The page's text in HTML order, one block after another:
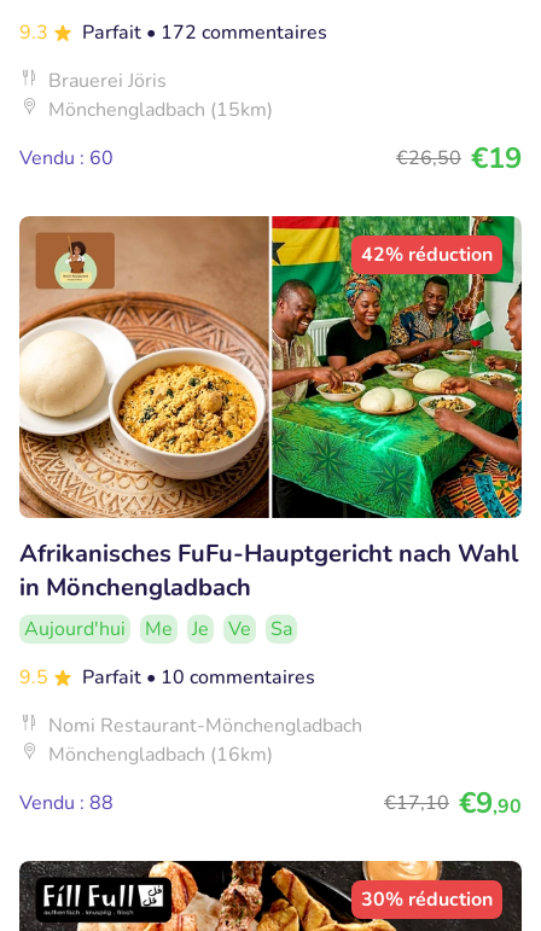
9.3
Parfait • 172 commentaires
Brauerei Jöris
Mönchengladbach (15km)
Vendu : 60
€26,50 €19
42% réduction
Afrikanisches FuFu-Hauptgericht nach Wahl
in Mönchengladbach
Aujourd'hui Me Je Ve
Sa
9.5
Parfait • 10 commentaires
Nomi Restaurant-Mönchengladbach
Mönchengladbach (16km)
Vendu : 88
€17,10 €9,90
30% réduction